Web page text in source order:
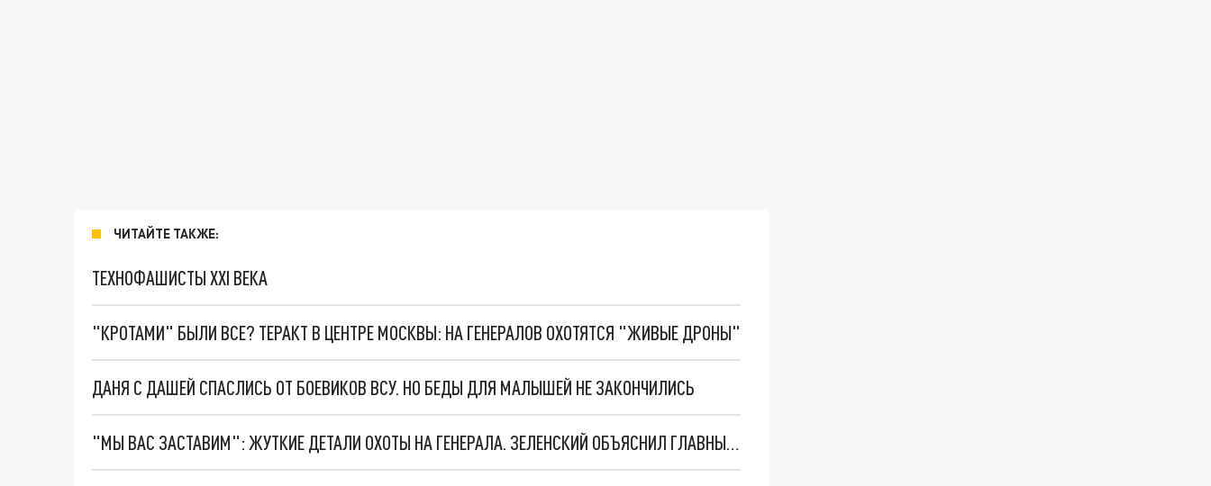
ЧИТАЙТЕ ТАКЖЕ:
ТЕХНОФАШИСТЫ XXI ВЕКА
"КРОТАМИ" БЫЛИ ВСЕ? ТЕРАКТ В ЦЕНТРЕ МОСКВЫ: НА ГЕНЕРАЛОВ ОХОТЯТСЯ "ЖИВЫЕ ДРОНЫ"
ДАНЯ С ДАШЕЙ СПАСЛИСЬ ОТ БОЕВИКОВ ВСУ. НО БЕДЫ ДЛЯ МАЛЫШЕЙ НЕ ЗАКОНЧИЛИСЬ
"МЫ ВАС ЗАСТАВИМ": ЖУТКИЕ ДЕТАЛИ ОХОТЫ НА ГЕНЕРАЛА. ЗЕЛЕНСКИЙ ОБЪЯСНИЛ ГЛАВНЫЙ СМЫСЛ ТЕРАКТА В ЦЕНТРЕ МОСКВЫ